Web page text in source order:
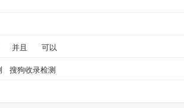
并且 可以
搜狗收录检测